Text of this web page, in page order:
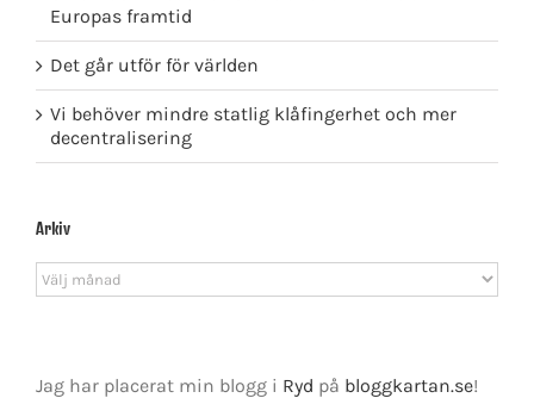
Europas framtid
Det går utför för världen
Vi behöver mindre statlig klåfingerhet och mer
decentralisering
Arkiv
Arkiv
Jag har placerat min blogg i Ryd på bloggkartan.se!